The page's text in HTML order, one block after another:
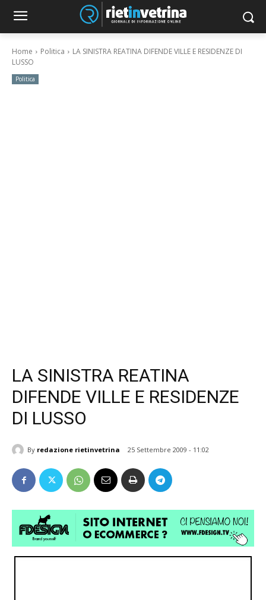
Home Politica
LA SINISTRA REATINA DIFENDE VILLE E RESIDENZE DI
LUSSO
Politica
LA SINISTRA REATINA
DIFENDE VILLE E RESIDENZE
DI LUSSO
By redazione rietinvetrina 25 Settembre 2009 - 11:02